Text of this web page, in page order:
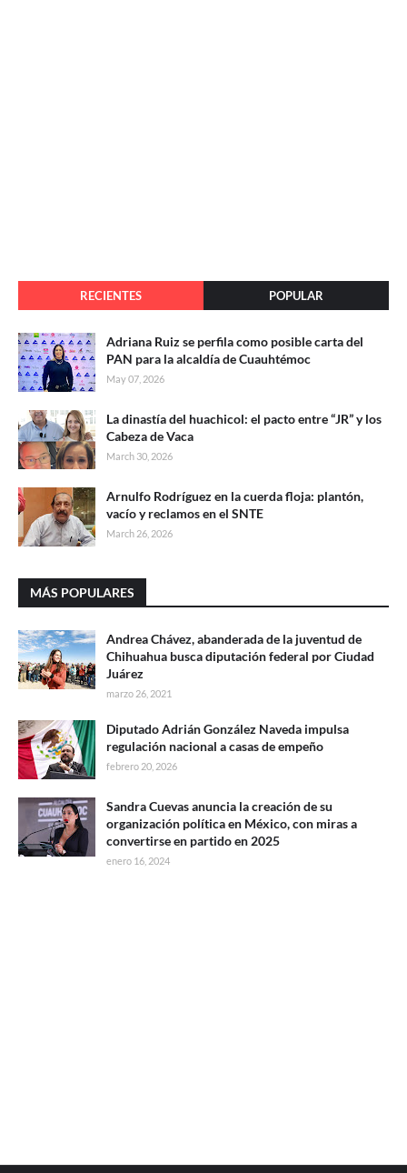
RECIENTES POPULAR
Adriana Ruiz se perfila como posible carta del
PAN para la alcaldía de Cuauhtémoc
May 07, 2026
La dinastía del huachicol: el pacto entre “JR” y los
Cabeza de Vaca
March 30, 2026
Arnulfo Rodríguez en la cuerda floja: plantón,
vacío y reclamos en el SNTE
March 26, 2026
MÁS POPULARES
Andrea Chávez, abanderada de la juventud de
Chihuahua busca diputación federal por Ciudad
Juárez
marzo 26, 2021
Diputado Adrián González Naveda impulsa
regulación nacional a casas de empeño
febrero 20, 2026
Sandra Cuevas anuncia la creación de su
organización política en México, con miras a
convertirse en partido en 2025
enero 16, 2024